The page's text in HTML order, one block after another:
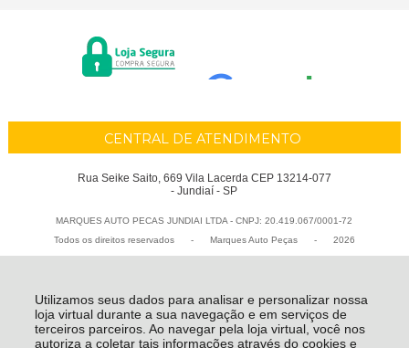
Utilizamos seus dados para analisar e personalizar nossa
loja virtual durante a sua navegação e em serviços de
terceiros parceiros. Ao navegar pela loja virtual, você nos
autoriza a coletar tais informações através do cookies e
CENTRAL DE ATENDIMENTO
Rua Seike Saito, 669 Vila Lacerda CEP 13214-077
- Jundiaí - SP
MARQUES AUTO PECAS JUNDIAI LTDA - CNPJ: 20.419.067/0001-72
Todos os direitos reservados
- Marques Auto Peças - 2026